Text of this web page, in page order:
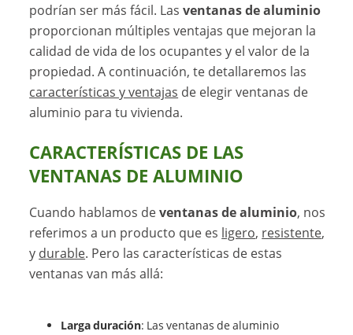
podrían ser más fácil. Lasventanas de aluminio
proporcionan múltiples ventajas que mejoran la
calidad de vida de los ocupantes y el valor de la
propiedad. A continuación, te detallaremos las
características y ventajas de elegir ventanas de
aluminio para tu vivienda.
CARACTERÍSTICAS DE LAS
VENTANAS DE ALUMINIO
Cuando hablamos deventanas de aluminio, nos
referimos a un producto que es ligero, resistente,
y durable. Pero las características de estas
ventanas van más allá:
Larga duración: Las ventanas de aluminio